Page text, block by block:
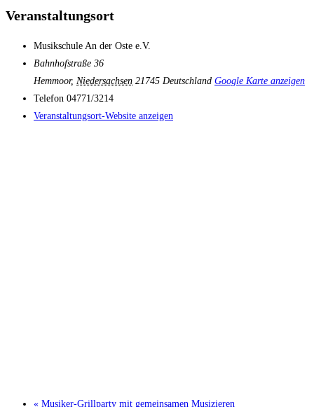
Veranstaltungsort
Musikschule An der Oste e.V.
Bahnhofstraße 36
Hemmoor, Niedersachsen 21745 Deutschland Google Karte anzeigen
Telefon 04771/3214
Veranstaltungsort-Website anzeigen
« Musiker-Grillparty mit gemeinsamen Musizieren